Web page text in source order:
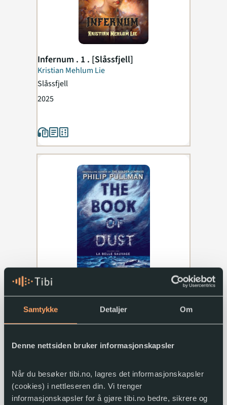
Samtykke Detaljer Om
Denne nettsiden bruker informasjonskapsler
Når du besøker tibi.no, lagres det informasjonskapsler
(cookies) i nettleseren din. Vi trenger
informasjonskapsler for å gjøre tibi.no bedre, sikrere og
Infernum . 1 . [Slåssfjell]
Kristian Mehlum Lie
Slåssfjell
2025
La Belle Sauvage
Philip Pullman
The book of dust
(1)
2017